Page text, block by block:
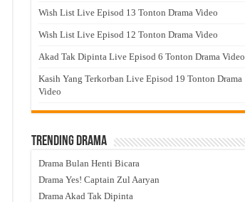
Wish List Live Episod 13 Tonton Drama Video
Wish List Live Episod 12 Tonton Drama Video
Akad Tak Dipinta Live Episod 6 Tonton Drama Video
Kasih Yang Terkorban Live Episod 19 Tonton Drama
Video
Trending Drama
Drama Bulan Henti Bicara
Drama Yes! Captain Zul Aaryan
Drama Akad Tak Dipinta